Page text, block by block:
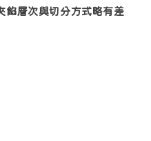
層次與切分方式略有差